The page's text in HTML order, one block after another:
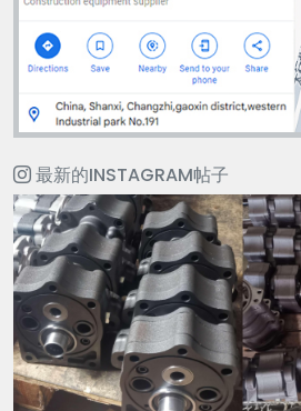
最新的INSTAGRAM帖子